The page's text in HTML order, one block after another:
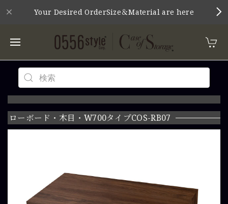
Your Desired OrderSize＆Material are here
ローボード・木目・W700タイプCOS-RB07